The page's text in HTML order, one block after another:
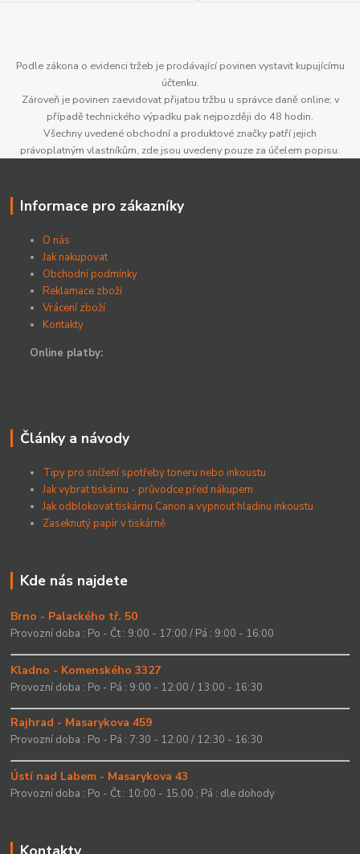
Podle zákona o evidenci tržeb je prodávající povinen vystavit kupujícímu
účtenku.
Zároveň je povinen zaevidovat přijatou tržbu u správce daně online; v
případě technického výpadku pak nejpozději do 48 hodin.
Všechny uvedené obchodní a produktové značky patří jejich
právoplatným vlastníkům, zde jsou uvedeny pouze za účelem popisu.
Informace pro zákazníky
O nás
Jak nakupovat
Obchodní podmínky
Reklamace zboží
Vrácení zboží
Kontakty
Online platby:
Články a návody
Tipy pro snížení spotřeby toneru nebo inkoustu
Jak vybrat tiskárnu - průvodce před nákupem
Jak odblokovat tiskárnu Canon a vypnout hladinu inkoustu
Zaseknutý papír v tiskárně
Kde nás najdete
Brno - Palackého tř. 50
Provozní doba : Po - Čt : 9:00 - 17:00 / Pá : 9:00 - 16:00
Kladno - Komenského 3327
Provozní doba : Po - Pá : 9:00 - 12:00 / 13:00 - 16:30
Rajhrad - Masarykova 459
Provozní doba : Po - Pá : 7:30 - 12:00 / 12:30 - 16:30
Ústí nad Labem - Masarykova 43
Provozní doba : Po - Čt : 10:00 - 15.00 ; Pá : dle dohody